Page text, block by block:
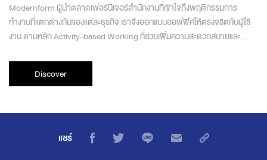
Modernform ผู้นำตลาดเฟอร์นิเจอร์สำนักงานที่เข้าใจถึงพฤติกรรมการ
ทำงานที่แตกต่างกันของแต่ละธุรกิจ เราจึงออกแบบออฟฟิศให้ตรงจริตกับผู้ใช้
งาน ตามหลัก Activity-based Working ที่ช่วยเพิ่มความสะดวกสบายและ
Discover
แชร์